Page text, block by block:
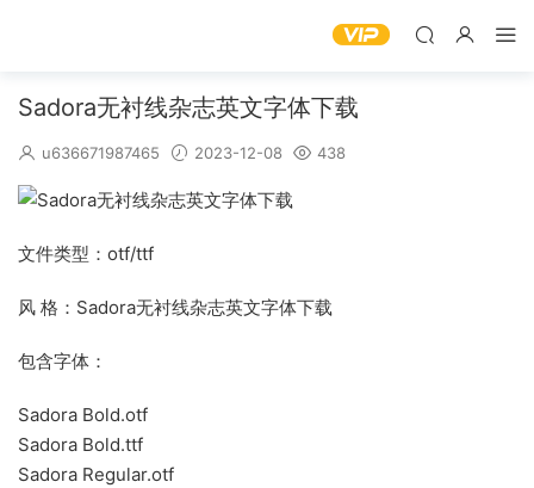
Sadora无衬线杂志英文字体下载
u636671987465 2023-12-08 438
文件类型：otf/ttf
风 格：Sadora无衬线杂志英文字体下载
包含字体：
Sadora Bold.otf
Sadora Bold.ttf
Sadora Regular.otf